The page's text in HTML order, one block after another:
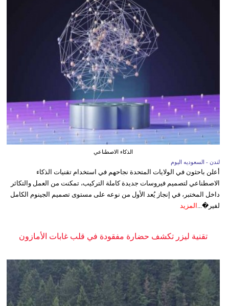
الذكاء الاصطناعي
لندن - السعوديه اليوم
أعلن باحثون في الولايات المتحدة نجاحهم في استخدام تقنيات الذكاء
الاصطناعي لتصميم فيروسات جديدة كاملة التركيب، تمكنت من العمل والتكاثر
داخل المختبر، في إنجاز يُعد الأول من نوعه على مستوى تصميم الجينوم الكامل
لفير�... المزيد
تقنية ليزر تكشف حضارة مفقودة في قلب غابات الأمازون